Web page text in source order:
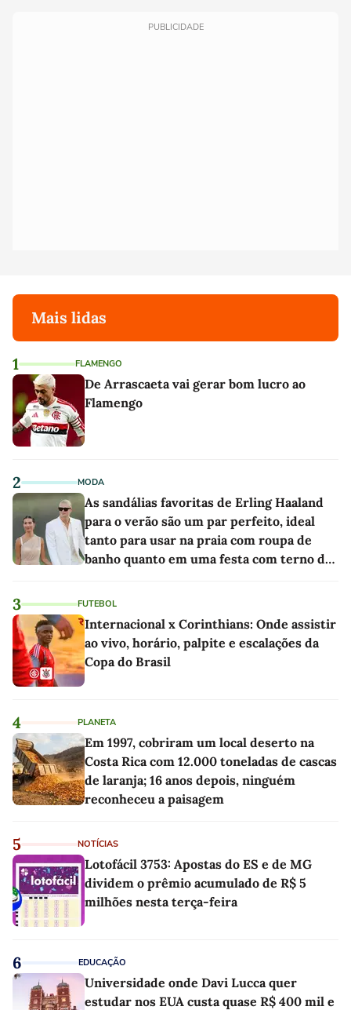
PUBLICIDADE
Mais lidas
1 FLAMENGO
De Arrascaeta vai gerar bom lucro ao
Flamengo
2 MODA
As sandálias favoritas de Erling Haaland
para o verão são um par perfeito, ideal
tanto para usar na praia com roupa de
banho quanto em uma festa com terno de
3 FUTEBOL
Internacional x Corinthians: Onde assistir
ao vivo, horário, palpite e escalações da
Copa do Brasil
4 PLANETA
Em 1997, cobriram um local deserto na
Costa Rica com 12.000 toneladas de cascas
de laranja; 16 anos depois, ninguém
reconheceu a paisagem
5 NOTÍCIAS
Lotofácil 3753: Apostas do ES e de MG
dividem o prêmio acumulado de R$ 5
milhões nesta terça-feira
6 EDUCAÇÃO
Universidade onde Davi Lucca quer
estudar nos EUA custa quase R$ 400 mil e